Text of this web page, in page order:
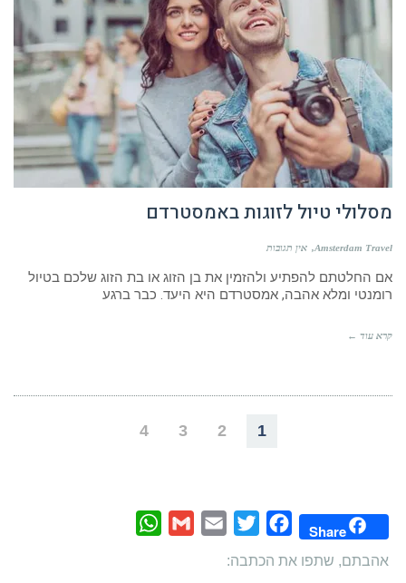
מסלולי טיול לזוגות באמסטרדם
Amsterdam Travel אין תגובות
אם החלטתם להפתיע ולהזמין את בן הזוג או בת הזוג שלכם בטיול
רומנטי ומלא אהבה, אמסטרדם היא היעד. כבר ברגע
קרא עוד ←
1
2
3
4
Share
Facebook
Twitter
Email
Gmail
אהבתם, שתפו את הכתבה: